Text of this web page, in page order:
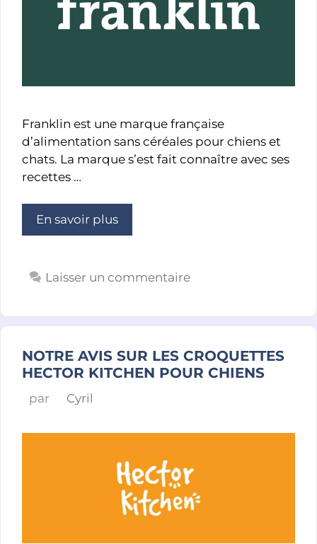
Franklin est une marque française
d’alimentation sans céréales pour chiens et
chats. La marque s’est fait connaître avec ses
recettes …
En savoir plus
Laisser un commentaire
NOTRE AVIS SUR LES CROQUETTES
HECTOR KITCHEN POUR CHIENS
par Cyril